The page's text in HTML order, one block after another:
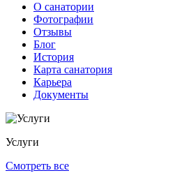
О санатории
Фотографии
Отзывы
Блог
История
Карта санатория
Карьера
Документы
Услуги
Смотреть все